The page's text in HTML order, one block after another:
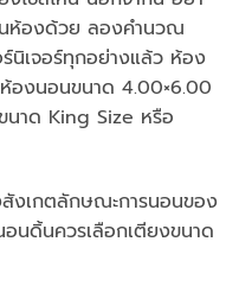
นห้องด้วย ลองคำนวณ
นิเจอร์ทุกอย่างแล้ว ห้อง
องนอนขนาด 4.00×6.00
นาด King Size หรือ
งเกตลักษณะการนอนของ
อนดิ้นควรเลือกเตียงขนาด